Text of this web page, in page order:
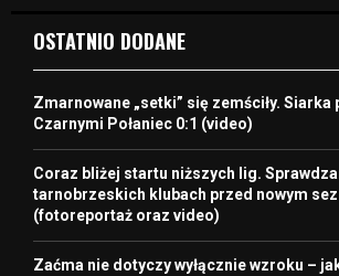
OSTATNIO DODANE
Zmarnowane „setki” się zemściły. Siarka
Czarnymi Połaniec 0:1 (video)
Coraz bliżej startu niższych lig.
tarnobrzeskich klubach przed nowym
(fotoreportaż oraz video)
Zaćma nie dotyczy wyłącznie wzroku –